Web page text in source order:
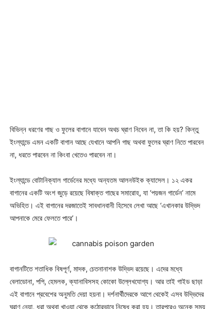
বিভিন্ন ধরণের গাছ ও ফুলের বাগানে যাবেন অথচ ঘ্রাণ নিবেন না, তা কি হয়? কিন্তু
ইংল্যান্ডে এমন একটি বাগান আছে যেখানে আপনি গাছ অথবা ফুলের ঘ্রাণ নিতে পারবেন
না, ধরতে পারবেন না কিংবা খেতেও পারবেন না।
ইংল্যান্ডে বোটানিক্যাল গার্ডেনের মধ্যে অন্যতম আলনউইক ক্যাসেল। ১২ একর
বাগানের একটি অংশ জুড়ে রয়েছে বিষাক্ত গাছের সমারোহ, যা ‘পয়জন গার্ডেন’ নামে
অভিহিত। এই বাগানের দরজাতেই সাবধানবানী হিসেবে লেখা আছে ‘এখানকার উদ্ভিদ
আপনাকে মেরে ফেলতে পারে’।
বাগানটিতে শতাধিক বিষপূর্ণ, মাদক, চেতনানাশক উদ্ভিদ রয়েছে। এদের মধ্যে
বেলাডোনা, পপি, হেমলক, ক্যানাবিসসহ কোকো উল্লেখযোগ্য। আর তাই গাইড ছাড়া
এই বাগানে প্রবেশের অনুমতি দেয়া হয়না। দর্শনার্থীদেরকে আগে থেকেই এসব উদ্ভিদের
ঘ্রাণ নেয়া, ধরা অথবা খাওয়া থেকে কঠোরভাবে নিষেধ করা হয়। তারপরেও অনেক সময়